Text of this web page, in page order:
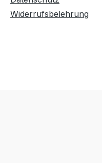
Widerrufsbelehrung